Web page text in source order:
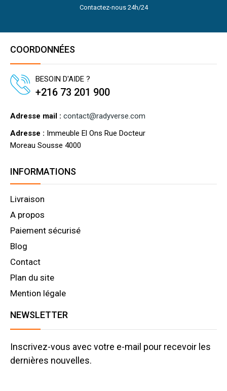
Contactez-nous 24h/24
COORDONNÉES
BESOIN D'AIDE ?
+216 73 201 900
Adresse mail : contact@radyverse.com
Adresse : Immeuble El Ons Rue Docteur
Moreau Sousse 4000
INFORMATIONS
Livraison
A propos
Paiement sécurisé
Blog
Contact
Plan du site
Mention légale
NEWSLETTER
Inscrivez-vous avec votre e-mail pour recevoir les
dernières nouvelles.